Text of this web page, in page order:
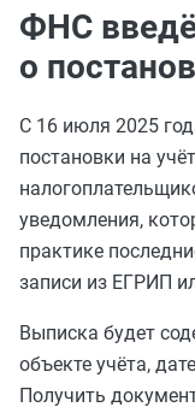
ФНС
о
С 16 июля 2025
постановки на
уведомления,
практике
записи из ЕГРИП
Выписка будет
объекте учёта,
Получить